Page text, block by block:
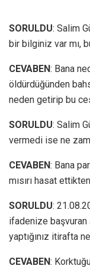
SORULDU: Salim
bir bilginiz var mı,
CEVABEN: Bana
öldürdüğünden
neden getirip bu
SORULDU: Salim
vermedi ise ne
CEVABEN: Bana
mısırı hasat
SORULDU:
ifadenize
yaptığınız itirafta
CEVABEN: